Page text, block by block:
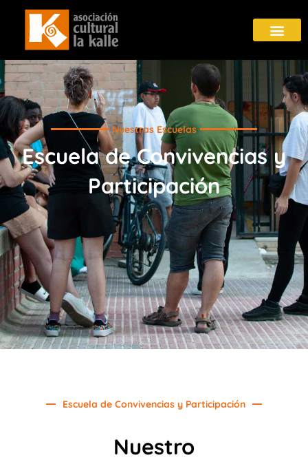
Nuestras Escuelas
Escuela de Convivencias y
Participación
Escuela de Convivencias y Participación
Nuestro